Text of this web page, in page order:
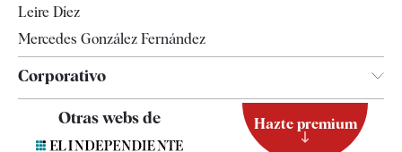
Leire Díez
Mercedes González Fernández
Corporativo
Contacto
Otras webs de Hazte premium